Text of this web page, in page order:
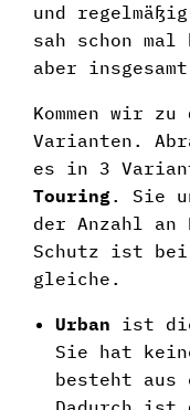
und
sah schon
aber
Kommen wir
Varianten.
es in 3
Touring. Sie
der Anzahl an
Schutz ist
gleiche.
Urban ist
Sie hat
besteht aus